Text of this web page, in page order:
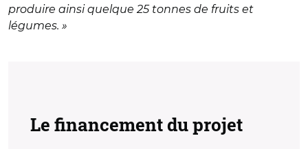
produire ainsi quelque 25 tonnes de fruits et
légumes. »
Le financement du projet